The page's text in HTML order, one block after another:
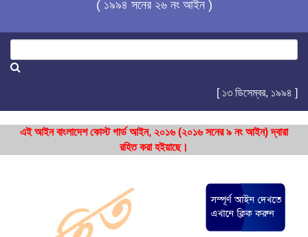
( ১৯৯৪ সনের ২৬ নং আইন )
[ ১৩ ডিসেম্বর, ১৯৯৪ ]
এই আইন বাংলাদেশ কোস্ট গার্ড আইন, ২০১৬ (২০১৬ সনের ৯ নং আইন) দ্বারা
রহিত করা হইয়াছে।